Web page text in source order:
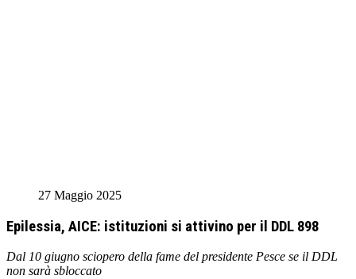
27 Maggio 2025
Epilessia, AICE: istituzioni si attivino per il DDL 898
Dal 10 giugno sciopero della fame del presidente Pesce se il DDL
non sarà sbloccato